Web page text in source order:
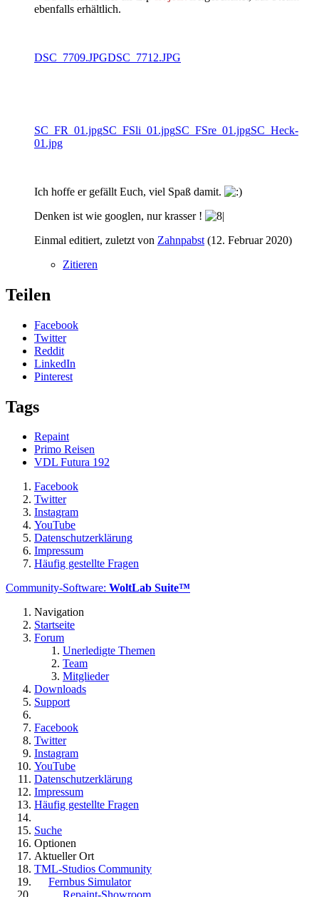
ebenfalls erhältlich.
DSC_7709.JPGDSC_7712.JPG
SC_FR_01.jpgSC_FSli_01.jpgSC_FSre_01.jpgSC_Heck-
01.jpg
Ich hoffe er gefällt Euch, viel Spaß damit.
Denken ist wie googlen, nur krasser !
Einmal editiert, zuletzt von Zahnpabst (12. Februar 2020)
Zitieren
Teilen
Facebook
Twitter
Reddit
LinkedIn
Pinterest
Tags
Repaint
Primo Reisen
VDL Futura 192
Facebook
Twitter
Instagram
YouTube
Datenschutzerklärung
Impressum
Häufig gestellte Fragen
Community-Software: WoltLab Suite™
Navigation
Startseite
Forum
Unerledigte Themen
Team
Mitglieder
Downloads
Support
Facebook
Twitter
Instagram
YouTube
Datenschutzerklärung
Impressum
Häufig gestellte Fragen
Suche
Optionen
Aktueller Ort
TML-Studios Community
Fernbus Simulator